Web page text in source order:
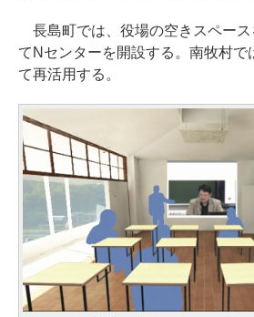
長島町では、役場の空きスペース
てNセンターを開設する。南牧村で
て再活用する。